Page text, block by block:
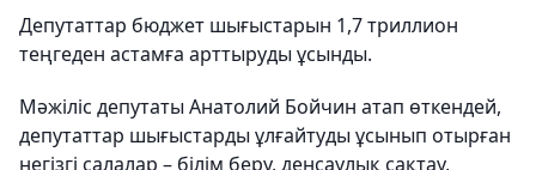
Депутаттар бюджет шығыстарын 1,7 триллион
теңгеден астамға арттыруды ұсынды.
Мәжіліс депутаты Анатолий Бойчин атап өткендей,
депутаттар шығыстарды ұлғайтуды ұсынып отырған
негізгі салалар – білім беру, денсаулық сақтау,